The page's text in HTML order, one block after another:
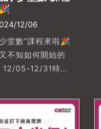
12/06
堂數”課程來啦🎉
不知如何開始的
12/05-12/31特
開啟健身之路💰
手教學，針對每